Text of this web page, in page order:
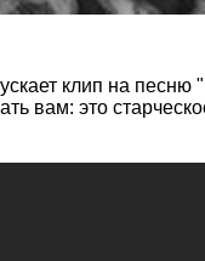
клип на
вам: это